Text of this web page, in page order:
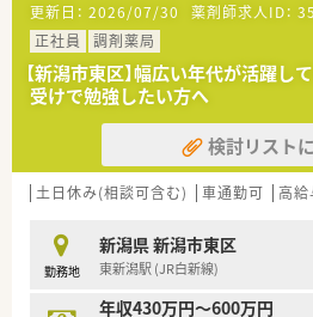
≪職場環境≫
■新潟県内全域に店舗展開してい
ルの変化に柔軟に対応出来ます。
■在宅医療などの時代や地域に求
ことができます。
■若手薬剤師が多数活躍していま
■薬剤師や調剤事務の人員配置は
合える環境です。
■外来対応のほか、在宅医療に注力
もキャリアチェンジすることが可能
≪福利厚生≫
■従業員持株会制度があり、クオ
更新日： 2026/07/30 薬剤師求人ID：
正社員
調剤薬局
【新潟市東区】幅広い年代が活躍
受けで勉強したい方へ
検討リスト
土日休み(相談可含む) 車通勤可 高
勤務地
新潟県 新潟市東区
東新潟駅 (JR白新線)
年収430万円～600万円